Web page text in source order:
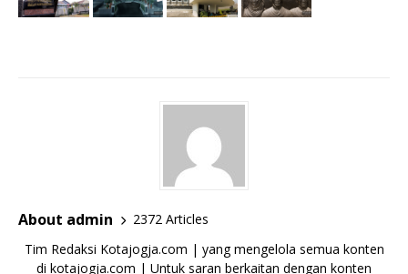
About admin
2372 Articles
Tim Redaksi Kotajogja.com | yang mengelola semua konten
di kotajogja.com | Untuk saran berkaitan dengan konten